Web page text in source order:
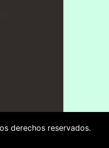
derechos reservados.